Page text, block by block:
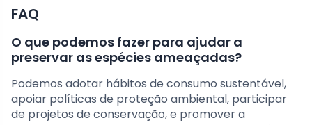
FAQ
O que podemos fazer para ajudar a
preservar as espécies ameaçadas?
Podemos adotar hábitos de consumo sustentável,
apoiar políticas de proteção ambiental, participar
de projetos de conservação, e promover a